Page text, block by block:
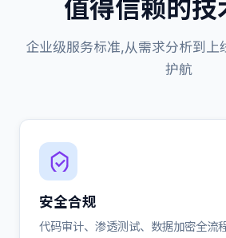
值得信赖的技
企业级服务标准,从需求分析到上
护航
安全合规
代码审计、渗透测试、数据加密全流